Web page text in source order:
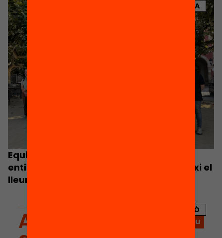
NOTÍCIA
Equitat.org s’afegeix al clam de 5.000
entitats perquè la Generalitat garanteixi el
lleure d’estiu
PUBLICACIÓ